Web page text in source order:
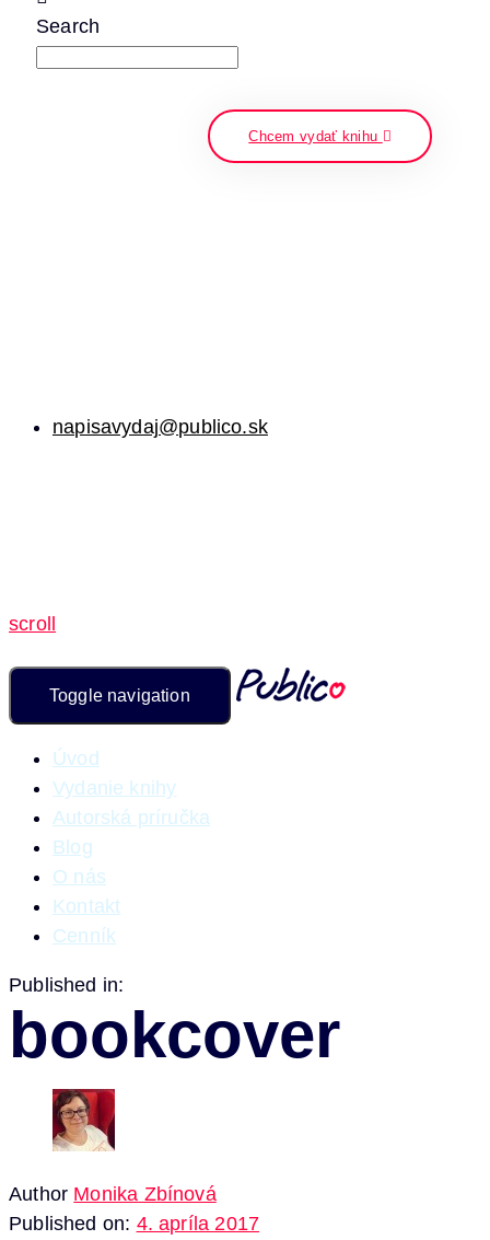
Search
Chcem vydať knihu
napisavydaj@publico.sk
scroll
Toggle navigation
Úvod
Vydanie knihy
Autorská príručka
Blog
O nás
Kontakt
Cenník
Published in:
bookcover
Author Monika Zbínová
Published on: 4. apríla 2017